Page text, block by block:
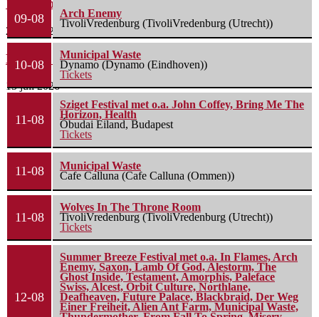
Weitjerock 2026 – Zaterdag (IJzendijke) 25/07/2026
26 juli 2026
Bospop 2026: Zondag (Weert) 12/07/2026
15 juli 2026
09-08
Arch Enemy
TivoliVredenburg (TivoliVredenburg (Utrecht))
10-08
Municipal Waste
Dynamo (Dynamo (Eindhoven))
Tickets
11-08
Sziget Festival met o.a. John Coffey, Bring Me The
Horizon, Health
Óbudai Eiland, Budapest
Tickets
11-08
Municipal Waste
Cafe Calluna (Cafe Calluna (Ommen))
11-08
Wolves In The Throne Room
TivoliVredenburg (TivoliVredenburg (Utrecht))
Tickets
12-08
Summer Breeze Festival met o.a. In Flames, Arch
Enemy, Saxon, Lamb Of God, Alestorm, The
Ghost Inside, Testament, Amorphis, Paleface
Swiss, Alcest, Orbit Culture, Northlane,
Deafheaven, Future Palace, Blackbraid, Der Weg
Einer Freiheit, Alien Ant Farm, Municipal Waste,